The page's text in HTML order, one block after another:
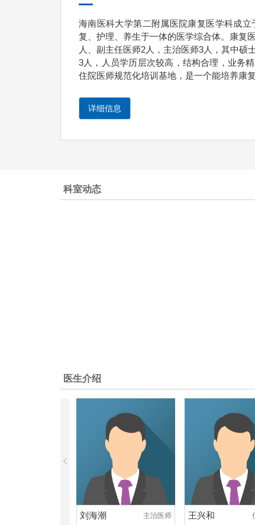
海南医科大学第二附属医院康复医学科成
复、护理、养生于一体的医学综合体。康复
人、副主任医师2人，主治医师3人，其中硕
3人，人员学历层次较高，结构合理，业务
住院医师规范化培训基地，是一个能培养康
详细信息
科室动态
医生介绍
刘海潮 主治医师 王兴和